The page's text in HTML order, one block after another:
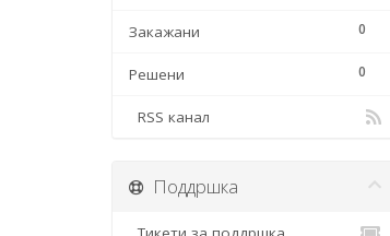
0
Закажани
0
Решени
RSS канал
Поддршка